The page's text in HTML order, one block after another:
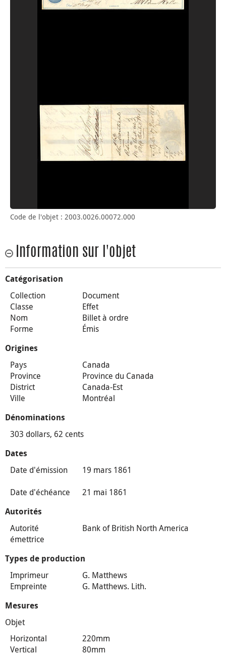
Code de l'objet : 2003.0026.00072.000
Information sur l'objet
Catégorisation
Collection
Document
Classe
Effet
Nom
Billet à ordre
Forme
Émis
Origines
Pays
Canada
Province
Province du Canada
District
Canada-Est
Ville
Montréal
Dénominations
303 dollars, 62 cents
Dates
Date d'émission
19 mars 1861
Date d'échéance
21 mai 1861
Autorités
Autorité
émettrice
Bank of British North America
Types de production
Imprimeur
G. Matthews
Empreinte
G. Matthews. Lith.
Mesures
Objet
Horizontal
220mm
Vertical
80mm